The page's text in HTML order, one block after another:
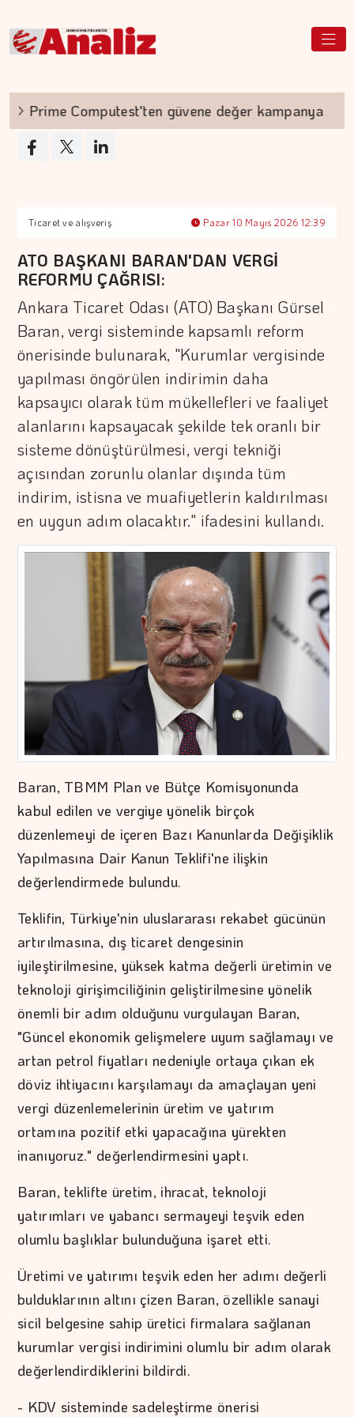
Prime Computest'ten güvene değer kampanya
Ticaret ve alışveriş Pazar 10 Mayıs 2026 12:39
ATO BAŞKANI BARAN'DAN VERGİ
REFORMU ÇAĞRISI:
Ankara Ticaret Odası (ATO) Başkanı Gürsel
Baran, vergi sisteminde kapsamlı reform
önerisinde bulunarak, "Kurumlar vergisinde
yapılması öngörülen indirimin daha
kapsayıcı olarak tüm mükellefleri ve faaliyet
alanlarını kapsayacak şekilde tek oranlı bir
sisteme dönüştürülmesi, vergi tekniği
açısından zorunlu olanlar dışında tüm
indirim, istisna ve muafiyetlerin kaldırılması
en uygun adım olacaktır." ifadesini kullandı.
Baran, TBMM Plan ve Bütçe Komisyonunda
kabul edilen ve vergiye yönelik birçok
düzenlemeyi de içeren Bazı Kanunlarda Değişiklik
Yapılmasına Dair Kanun Teklifi'ne ilişkin
değerlendirmede bulundu.
Teklifin, Türkiye'nin uluslararası rekabet gücünün
artırılmasına, dış ticaret dengesinin
iyileştirilmesine, yüksek katma değerli üretimin ve
teknoloji girişimciliğinin geliştirilmesine yönelik
önemli bir adım olduğunu vurgulayan Baran,
"Güncel ekonomik gelişmelere uyum sağlamayı ve
artan petrol fiyatları nedeniyle ortaya çıkan ek
döviz ihtiyacını karşılamayı da amaçlayan yeni
vergi düzenlemelerinin üretim ve yatırım
ortamına pozitif etki yapacağına yürekten
inanıyoruz." değerlendirmesini yaptı.
Baran, teklifte üretim, ihracat, teknoloji
yatırımları ve yabancı sermayeyi teşvik eden
olumlu başlıklar bulunduğuna işaret etti.
Üretimi ve yatırımı teşvik eden her adımı değerli
bulduklarının altını çizen Baran, özellikle sanayi
sicil belgesine sahip üretici firmalara sağlanan
kurumlar vergisi indirimini olumlu bir adım olarak
değerlendirdiklerini bildirdi.
- KDV sisteminde sadeleştirme önerisi